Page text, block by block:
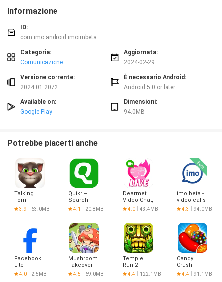
Informazione
ID:
com.imo.android.imoimbeta
Categoria:
Comunicazione
Aggiornata:
2024-02-29
Versione corrente:
2024.01.2072
È necessario Android:
Android 5.0 or later
Available on:
Google Play
Dimensioni:
94.0MB
Potrebbe piacerti anche
Talking
Tom
3.9 63.0MB
Quikr –
Search
Jobs,
Mobiles,
4.1 20.8MB
Dearmet:
Video Chat,
Live Talk
4.0 43.4MB
imo beta -
video calls
and chat
4.3 94.0MB
Facebook
Lite
4.0 2.5MB
Mushroom
Takeover
4.5 69.0MB
Temple
Run 2
4.4 122.1MB
Candy
Crush
Saga
4.4 91.1MB